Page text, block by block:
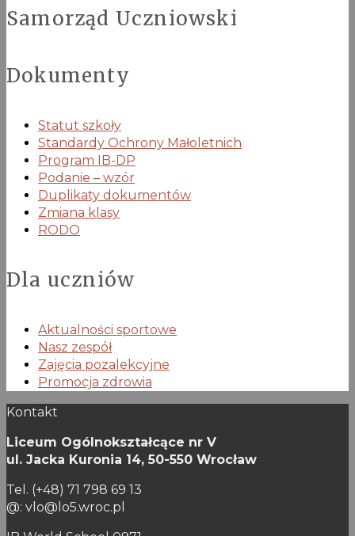
Samorząd Uczniowski
Dokumenty
Statut szkoły
Standardy Ochrony Małoletnich
Program IB-DP
Podanie – wzór
Duplikaty dokumentów
Zmiana klasy
RODO
Dla uczniów
Aktualności sportowe
Nasz zespół
Zajęcia pozalekcyjne
Promocja zdrowia
Kontakt
Liceum Ogólnokształcące nr V
ul. Jacka Kuronia 14, 50-550 Wrocław
Tel. (+48) 71 798 69 13
@: vlo@lo5.wroc.pl